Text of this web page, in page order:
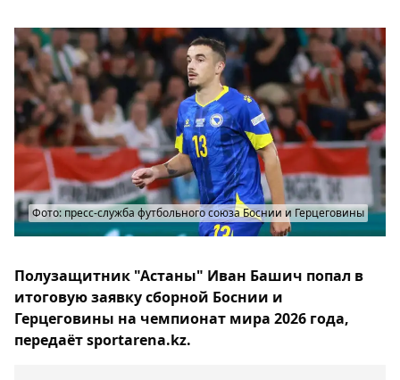
Фото: пресс-служба футбольного союза Боснии и Герцеговины
Полузащитник "Астаны" Иван Башич попал в
итоговую заявку сборной Боснии и
Герцеговины на чемпионат мира 2026 года,
передаёт sportarena.kz.